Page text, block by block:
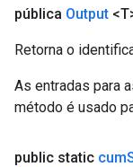
pública Output
Retorna o
As entradas para
método é usado
public static cum